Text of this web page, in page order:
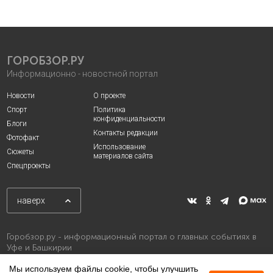
ГОРОБЗОР.РУ
Информационно - новостной портал
Новости
Спорт
Блоги
Фотофакт
Сюжеты
Спецпроекты
О проекте
Политика
конфиденциальности
Контакты редакции
Использование
материалов сайта
наверх
Горобзор.ру - информационный портал о главных событиях в
Уфе и Башкирии
Мы используем файлы cookie, чтобы улучшить